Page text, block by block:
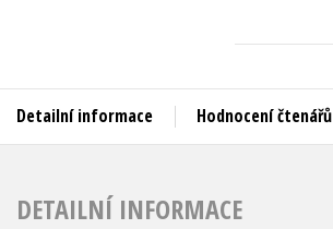
Detailní informace Hodnocení čtenářů
DETAILNÍ INFORMACE